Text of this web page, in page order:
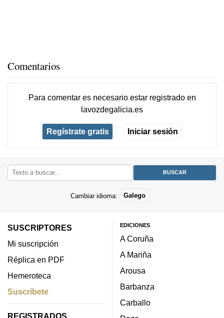
Comentarios
Para comentar es necesario estar registradoen
lavozdegalicia.es
Regístrate gratis Iniciar sesión
Cambiar idioma: Galego
SUSCRIPTORES
Mi suscripción
Réplica en PDF
Hemeroteca
Suscríbete
REGISTRADOS
EDICIONES
A Coruña
A Mariña
Arousa
Barbanza
Carballo